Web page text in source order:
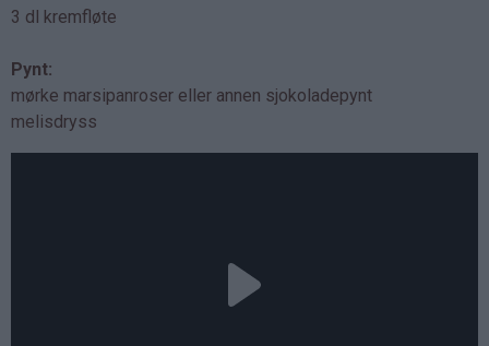
3 dl kremfløte
Pynt:
mørke marsipanroser eller annen sjokoladepynt
melisdryss